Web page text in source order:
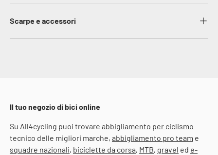
Scarpe e accessori
Il tuo negozio di bici online
Su All4cycling puoi trovare abbigliamento per ciclismo
tecnico delle migliori marche, abbigliamento pro team e
squadre nazionali, biciclette da corsa, MTB, gravel ed e-